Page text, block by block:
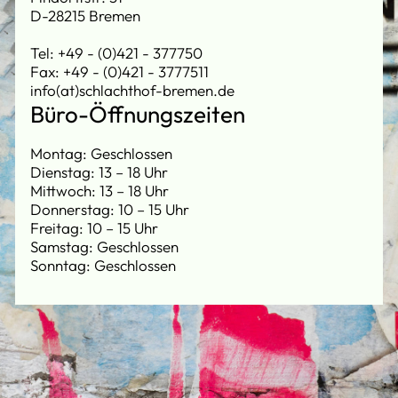
D-28215 Bremen
Tel: +49 - (0)421 - 377750
Fax: +49 - (0)421 - 3777511
info(at)schlachthof-bremen.de
Büro-Öffnungszeiten
Montag: Geschlossen
Dienstag: 13 – 18 Uhr
Mittwoch: 13 – 18 Uhr
Donnerstag: 10 – 15 Uhr
Freitag: 10 – 15 Uhr
Samstag: Geschlossen
Sonntag: Geschlossen